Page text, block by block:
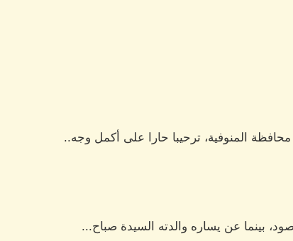
المنوفية، ترحيبا حارا على أكمل وجه..
بينما عن يساره والدته السيدة صباح...